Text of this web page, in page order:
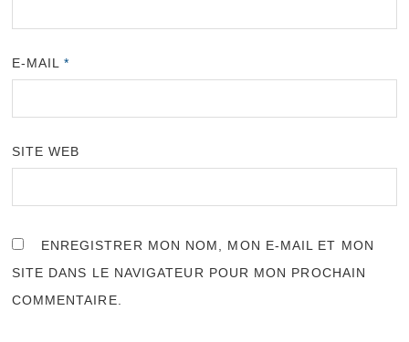
E-MAIL*
SITE WEB
ENREGISTRER MON NOM, MON E-MAIL ET MON
SITE DANS LE NAVIGATEUR POUR MON PROCHAIN
COMMENTAIRE.